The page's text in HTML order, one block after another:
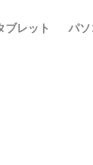
ブレット パソ